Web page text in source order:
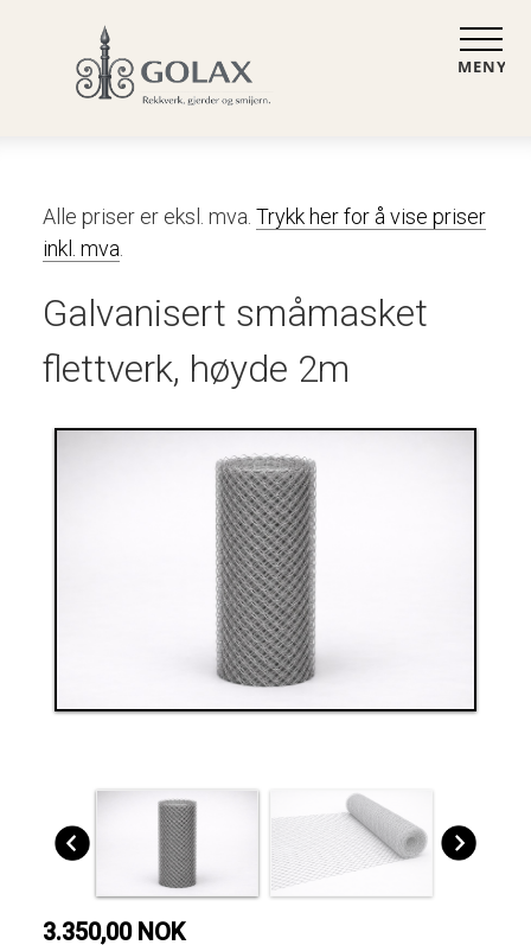
MENY
Alle priser er eksl. mva. Trykk her for å vise priser
inkl. mva
Galvanisert småmasket
flettverk, høyde 2m
3.350,00 NOK